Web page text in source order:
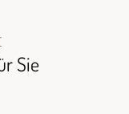
Sie